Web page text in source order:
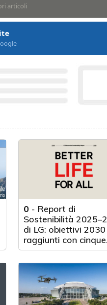
articoli
0- Report di
Sostenibilità
di LG: obiettivi 2030
raggiunti con cinque
anni d'anticipo